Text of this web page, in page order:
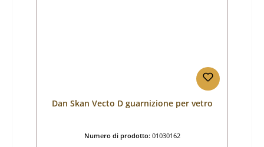
Dan Skan Vecto D guarnizione per vetro
Numero di prodotto: 01030162